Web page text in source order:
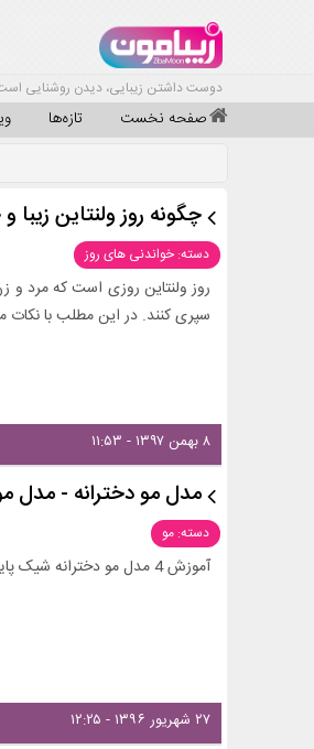
دوست داشتن زیبایی، دیدن روشنایی
صفحه نخست تازه‌ها
چگونه روز ولنتاین
دسته: خواندنی های روز
روز ولنتاین روزی است که مرد و
سپری کنند. در این مطلب با نکات
۸ بهمن ۱۳۹۷ - ۱۱:۵۳
مدل مو دخترانه - مدل
دسته: مو
آموزش 4 مدل مو دخترانه شیک پاییز 96 برای مهمانی و عروسی را در زیبامون دات کام ببینید و الهام بگیرید!
۲۷ شهریور ۱۳۹۶ - ۱۲:۲۵